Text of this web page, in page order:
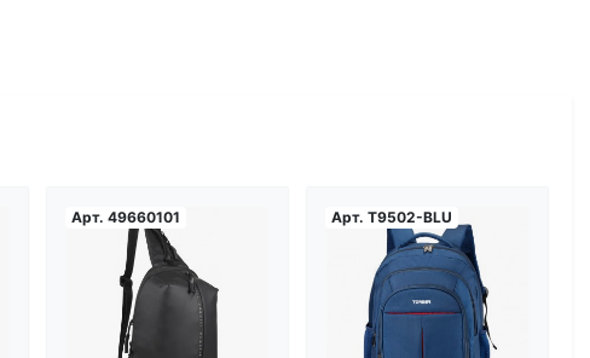
Арт. 49660101
Загрузка...
Арт. T9502-BLU
Загрузка...